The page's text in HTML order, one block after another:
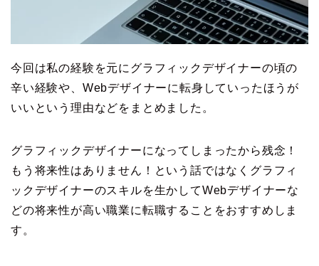
今回は私の経験を元にグラフィックデザイナーの頃の
辛い経験や、Webデザイナーに転身していったほうが
いいという理由などをまとめました。
グラフィックデザイナーになってしまったから残念！
もう将来性はありません！という話ではなくグラフィ
ックデザイナーのスキルを生かしてWebデザイナーな
どの将来性が高い職業に転職することをおすすめしま
す。